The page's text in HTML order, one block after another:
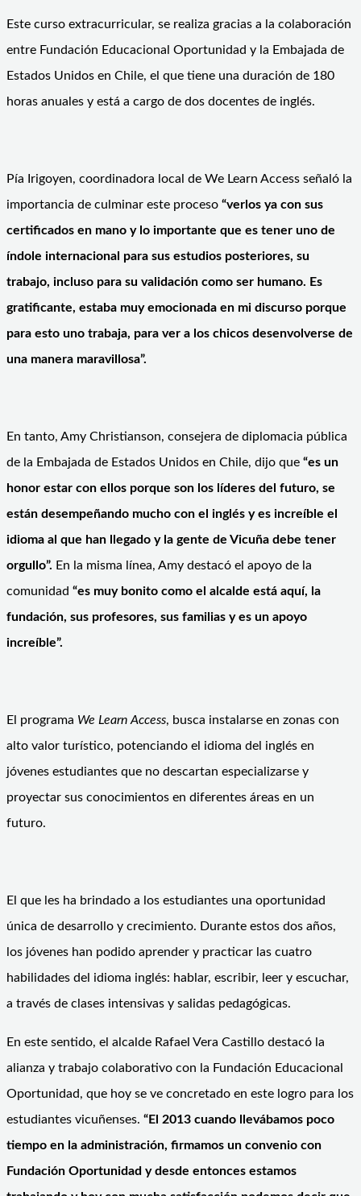
Este curso extracurricular, se realiza gracias a la colaboración
entre Fundación Educacional Oportunidad y la Embajada de
Estados Unidos en Chile, el que tiene una duración de 180
horas anuales y está a cargo de dos docentes de inglés.
Pía Irigoyen, coordinadora local de We Learn Access señaló la
importancia de culminar este proceso “verlos ya con sus
certificados en mano y lo importante que es tener uno de
índole internacional para sus estudios posteriores, su
trabajo, incluso para su validación como ser humano. Es
gratificante, estaba muy emocionada en mi discurso porque
para esto uno trabaja, para ver a los chicos desenvolverse de
una manera maravillosa”.
En tanto, Amy Christianson, consejera de diplomacia pública
de la Embajada de Estados Unidos en Chile, dijo que “es un
honor estar con ellos porque son los líderes del futuro, se
están desempeñando mucho con el inglés y es increíble el
idioma al que han llegado y la gente de Vicuña debe tener
orgullo”. En la misma línea, Amy destacó el apoyo de la
comunidad “es muy bonito como el alcalde está aquí, la
fundación, sus profesores, sus familias y es un apoyo
increíble”.
El programa We Learn Access, busca instalarse en zonas con
alto valor turístico, potenciando el idioma del inglés en
jóvenes estudiantes que no descartan especializarse y
proyectar sus conocimientos en diferentes áreas en un
futuro.
El que les ha brindado a los estudiantes una oportunidad
única de desarrollo y crecimiento. Durante estos dos años,
los jóvenes han podido aprender y practicar las cuatro
habilidades del idioma inglés: hablar, escribir, leer y escuchar,
a través de clases intensivas y salidas pedagógicas.
En este sentido, el alcalde Rafael Vera Castillo destacó la
alianza y trabajo colaborativo con la Fundación Educacional
Oportunidad, que hoy se ve concretado en este logro para los
estudiantes vicuñenses. “El 2013 cuando llevábamos poco
tiempo en la administración, firmamos un convenio con
Fundación Oportunidad y desde entonces estamos